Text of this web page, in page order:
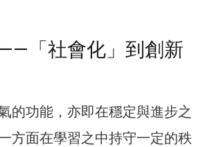
「社會化」到創新
的功能，亦即在穩定與進步之
方面在學習之中持守一定的秩